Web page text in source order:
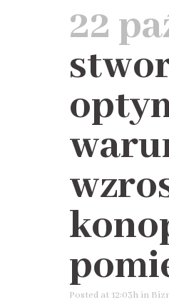
22
Posted at 12:03h in